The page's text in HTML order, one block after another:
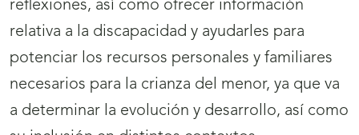
reflexiones, así como ofrecer información
relativa a la discapacidad y ayudarles para
potenciar los recursos personales y familiares
necesarios para la crianza del menor, ya que va
a determinar la evolución y desarrollo, así como